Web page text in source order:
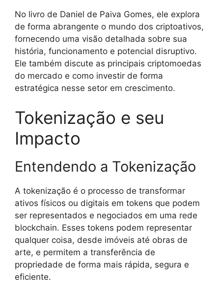
No livro de Daniel de Paiva Gomes, ele explora
de forma abrangente o mundo dos criptoativos,
fornecendo uma visão detalhada sobre sua
história, funcionamento e potencial disruptivo.
Ele também discute as principais criptomoedas
do mercado e como investir de forma
estratégica nesse setor em crescimento.
Tokenização e seu
Impacto
Entendendo a Tokenização
A tokenização é o processo de transformar
ativos físicos ou digitais em tokens que podem
ser representados e negociados em uma rede
blockchain. Esses tokens podem representar
qualquer coisa, desde imóveis até obras de
arte, e permitem a transferência de
propriedade de forma mais rápida, segura e
eficiente.